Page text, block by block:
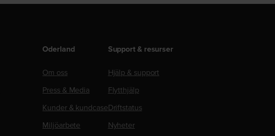
Oderland
Om oss
Press & Media
Kunder & kundcase
Miljöarbete
Support & resurser
Hjälp & support
Flytthjälp
Driftstatus
Nyheter